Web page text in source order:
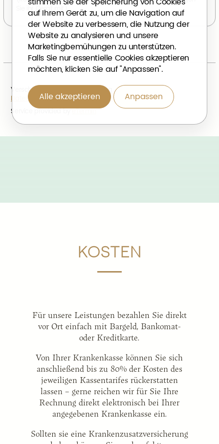
KOSTEN
Für unsere Leistungen bezahlen Sie direkt
vor Ort einfach mit Bargeld, Bankomat-
oder Kreditkarte.
Von Ihrer Krankenkasse können Sie sich
anschließend bis zu 80% der Kosten des
jeweiligen Kassentarifes rückerstatten
lassen – gerne reichen wir für Sie Ihre
Rechnung direkt elektronisch bei Ihrer
angegebenen Krankenkasse ein.
Sollten sie eine Krankenzusatzversicherung